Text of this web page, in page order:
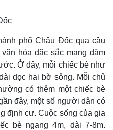
phố Châu Đốc qua cầu
hóa đặc sắc mang đậm
Ở đây, mỗi chiếc bè như
dọc hai bờ sông. Mỗi chủ
có thêm một chiếc bè
đây, một số người dân có
định cư. Cuộc sống của gia
bè ngang 4m, dài 7-8m.